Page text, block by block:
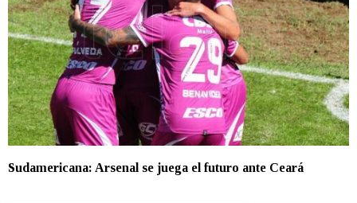
Sudamericana: Arsenal se juega el futuro ante Ceará